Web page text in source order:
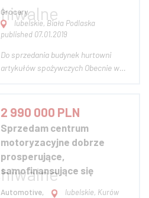
Grocery,
lubelskie, Biała Podlaska
published 07.01.2019
Do sprzedania budynek hurtowni
artykułów spożywczych Obecnie w
dostosowana do przechowywania
artykułów spożywczych (regały
składowania, chłodnie, posadzka
niepylna, wentylacja) - zaplecze
biur...
2 990 000 PLN
Sprzedam centrum
motoryzacyjne dobrze
prosperujące,
samofinansujące się
Automotive,
lubelskie, Kurów